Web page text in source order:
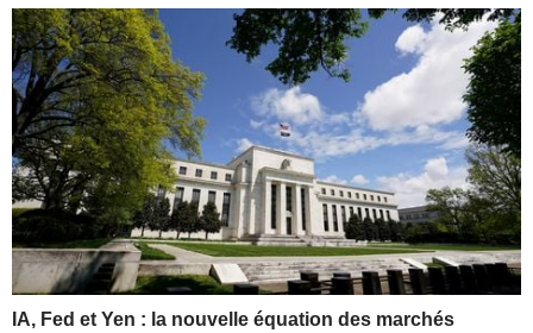
IA, Fed et Yen : la nouvelle équation des marchés